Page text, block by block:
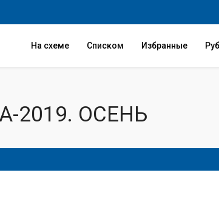
На схеме Списком Избранные
2019. ОСЕНЬ